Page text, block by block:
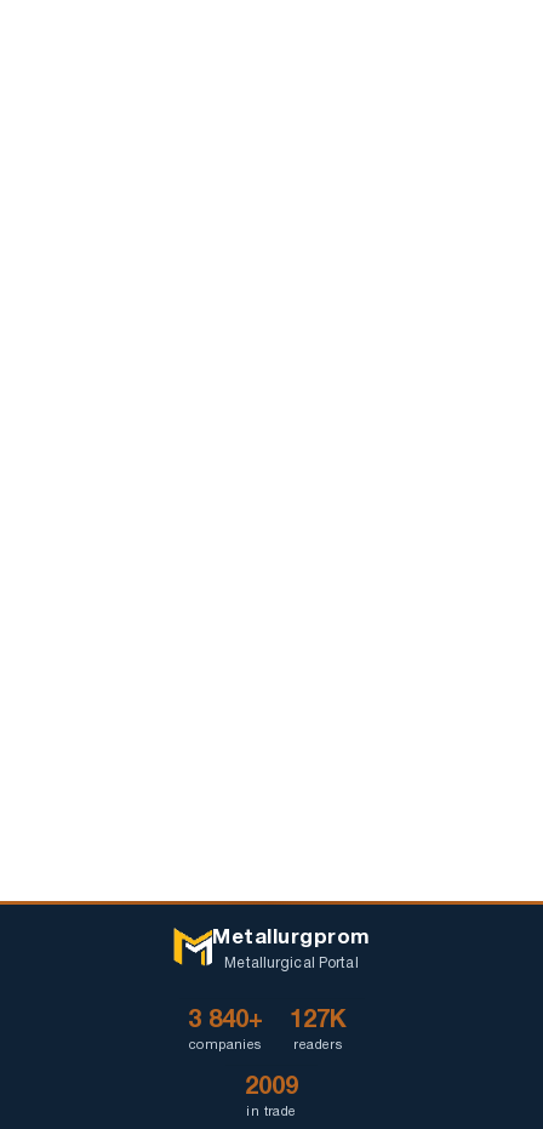
Metallurgprom
Metallurgical Portal
3 840+
companies
127K
readers
2009
in trade